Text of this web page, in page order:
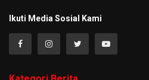
Ikuti Media Sosial Kami